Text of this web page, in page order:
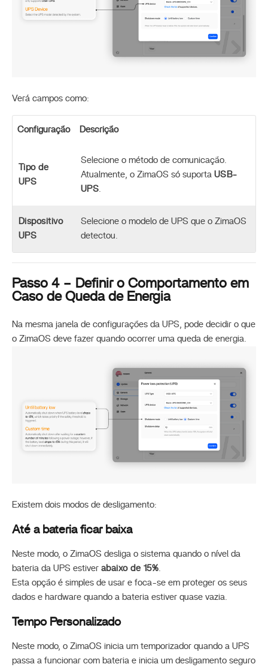
Verá campos como:
Configuração Descrição
Tipo de
UPS
Selecione o método de comunicação.
Atualmente, o ZimaOS só suporta USB-
UPS.
Dispositivo
UPS
Selecione o modelo de UPS que o ZimaOS
detectou.
Passo 4 – Definir o Comportamento em
Caso de Queda de Energia
Na mesma janela de configurações da UPS, pode decidir o que
o ZimaOS deve fazer quando ocorrer uma queda de energia.
Existem dois modos de desligamento:
Até a bateria ficar baixa
Neste modo, o ZimaOS desliga o sistema quando o nível da
bateria da UPS estiver abaixo de 15%.
Esta opção é simples de usar e foca-se em proteger os seus
dados e hardware quando a bateria estiver quase vazia.
Tempo Personalizado
Neste modo, o ZimaOS inicia um temporizador quando a UPS
passa a funcionar com bateria e inicia um desligamento seguro